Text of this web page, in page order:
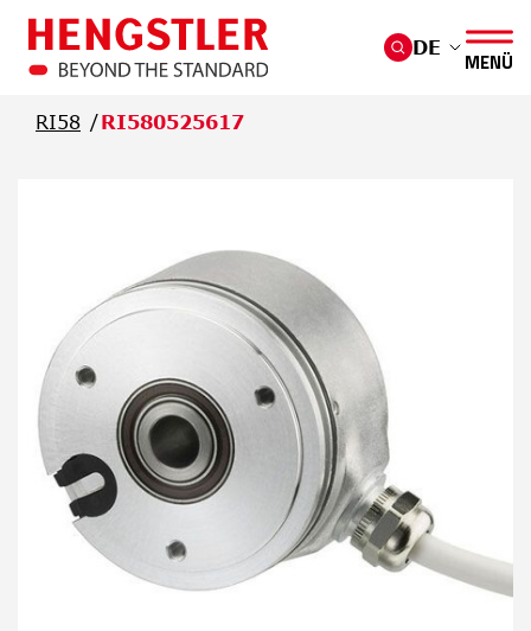
Überspringen Sie zum Hauptmenü
DE
MENÜ
RI58 RI580525617